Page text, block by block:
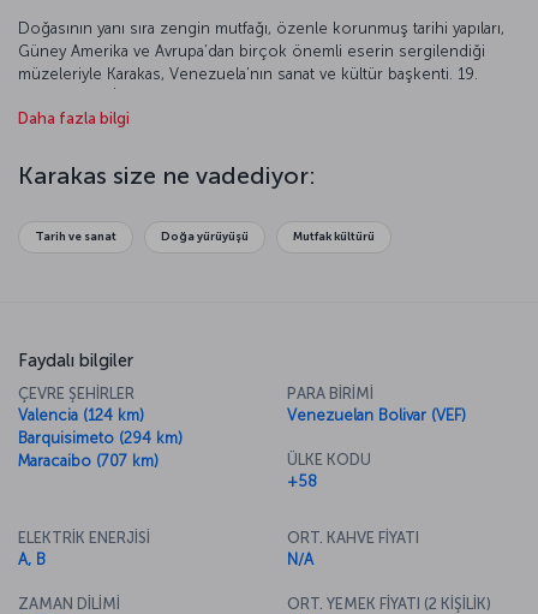
Doğasının yanı sıra zengin mutfağı, özenle korunmuş tarihi yapıları,
Güney Amerika ve Avrupa’dan birçok önemli eserin sergilendiği
müzeleriyle Karakas, Venezuela’nın sanat ve kültür başkenti. 19.
çıkışlarla dolu. Ülkenin kurucu ve kurtarıcı lideri, “El Libertador”
sokaklarında hissediliyor.
Daha fazla bilgi
Karakas size ne vadediyor:
Tarih ve sanat Doğa yürüyüşü Mutfak kültürü
Faydalı bilgiler
ÇEVRE ŞEHİRLER
Valencia (124 km)
Barquisimeto (294 km)
Maracaibo (707 km)
PARA BİRİMİ
Venezuelan Bolivar (VEF)
ÜLKE KODU
+58
ELEKTRİK ENERJİSİ
A, B
ZAMAN DİLİMİ
ORT. KAHVE FİYATI
N/A
ORT. YEMEK FİYATI (2 KİŞİLİK)